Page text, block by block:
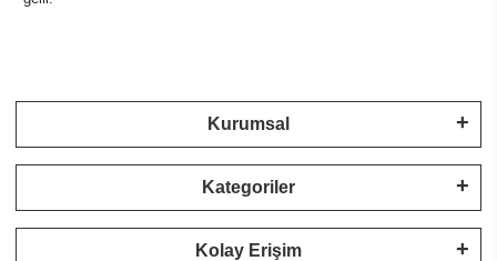
Kurumsal
Kategoriler
Kolay Erişim